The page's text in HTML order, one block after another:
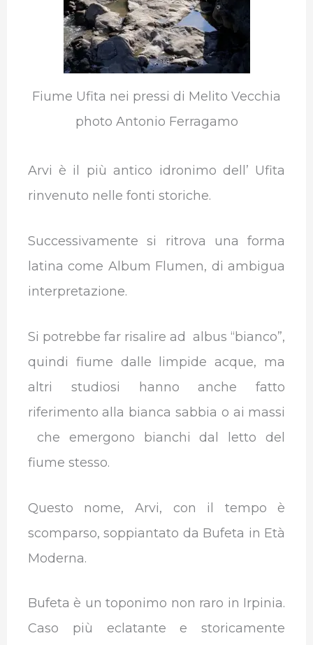
Fiume Ufita nei pressi di Melito Vecchia
photo Antonio Ferragamo
Arvi è il più antico idronimo dell’ Ufita
rinvenuto nelle fonti storiche.
Successivamente si ritrova una forma
latina come Album Flumen, di ambigua
interpretazione.
Si potrebbe far risalire ad albus “bianco”,
quindi fiume dalle limpide acque, ma
altri studiosi hanno anche fatto
riferimento alla bianca sabbia o ai massi
che emergono bianchi dal letto del
fiume stesso.
Questo nome, Arvi, con il tempo è
scomparso, soppiantato da Bufeta in Età
Moderna.
Bufeta è un toponimo non raro in Irpinia.
Caso più eclatante e storicamente